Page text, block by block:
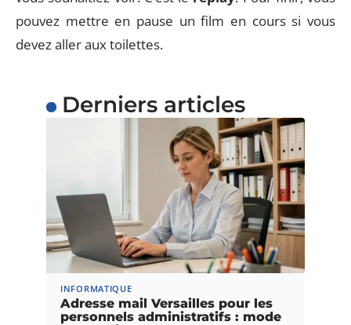
pouvez mettre en pause un film en cours si vous
devez aller aux toilettes.
Derniers articles
INFORMATIQUE
Adresse mail Versailles pour les
personnels administratifs : mode